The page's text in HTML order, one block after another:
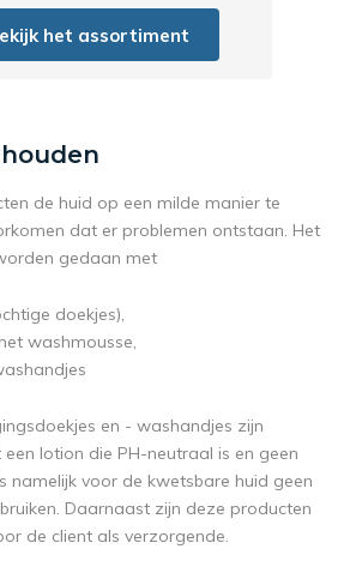
het assortiment
de huid op een milde manier te
dat er problemen ontstaan. Het
gedaan met
doekjes),
washmousse,
en - washandjes zijn
lotion die PH-neutraal is en geen
namelijk voor de kwetsbare huid geen
Daarnaast zijn deze producten
de client als verzorgende.